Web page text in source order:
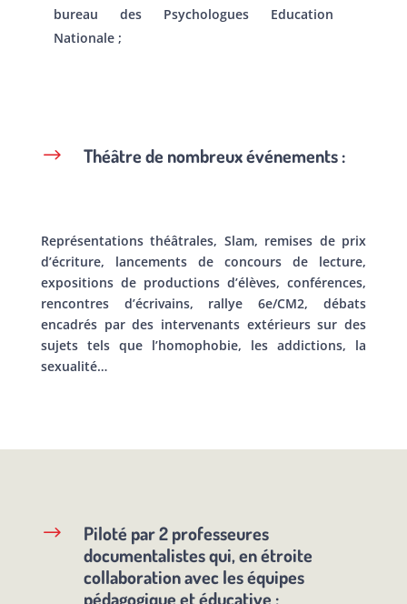
bureau des Psychologues Education
Nationale ;
$ Théâtre de nombreux événements :
Représentations théâtrales, Slam, remises de prix
d’écriture, lancements de concours de lecture,
expositions de productions d’élèves, conférences,
rencontres d’écrivains, rallye 6e/CM2, débats
encadrés par des intervenants extérieurs sur des
sujets tels que l’homophobie, les addictions, la
sexualité…
$
Piloté par 2 professeures
documentalistes qui, en étroite
collaboration avec les équipes
pédagogique et éducative :